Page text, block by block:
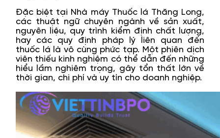
Đặc biệt tại Nhà máy Thuốc lá Thăng Long,
các thuật ngữ chuyên ngành về sản xuất,
nguyên liệu, quy trình kiểm định chất lượng,
hay các quy định pháp lý liên quan đến
thuốc lá là vô cùng phức tạp. Một phiên dịch
viên thiếu kinh nghiệm có thể dẫn đến những
hiểu lầm nghiêm trọng, gây tổn thất lớn về
thời gian, chi phí và uy tín cho doanh nghiệp.